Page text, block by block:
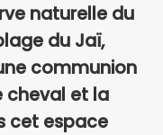
naturelle du
du Jaï,
communion
cheval et la
cet espace